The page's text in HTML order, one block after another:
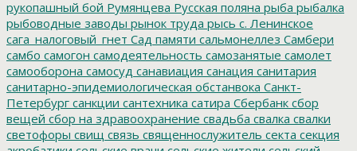
рукопашный бой Румянцева Русская поляна рыба рыбалка
рыбоводные заводы рынок труда рысь с. Ленинское
сага_налоговый_гнет Сад памяти сальмонеллез Самбери
самбо самогон самодеятельность самозанятые самолет
самооборона самосуд санавиация санация санитария
санитарно-эпидемиологическая обстанвока Санкт-
Петербург санкции сантехника сатира Сбербанк сбор
вещей сбор на здравоохранение свадьба свалка свалки
светофоры свищ связь священнослужитель секта секция